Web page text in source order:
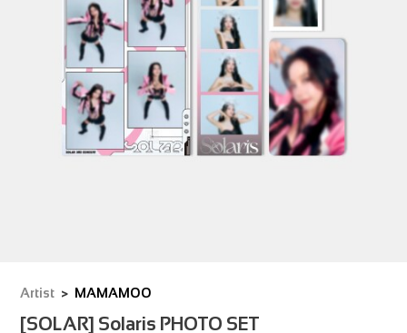
Artist MAMAMOO
[SOLAR] Solaris PHOTO SET